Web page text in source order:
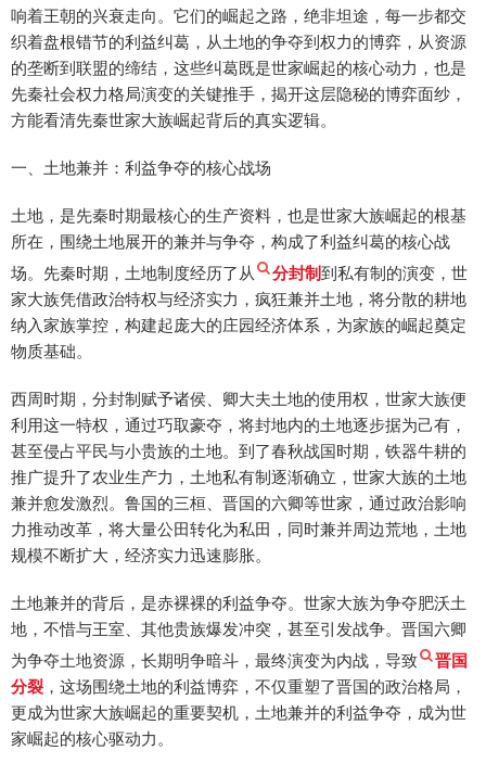
响着王朝的兴衰走向。它们的崛起之路，绝非坦途，每一步都交
织着盘根错节的利益纠葛，从土地的争夺到权力的博弈，从资源
的垄断到联盟的缔结，这些纠葛既是世家崛起的核心动力，也是
先秦社会权力格局演变的关键推手，揭开这层隐秘的博弈面纱，
方能看清先秦世家大族崛起背后的真实逻辑。
一、土地兼并：利益争夺的核心战场
土地，是先秦时期最核心的生产资料，也是世家大族崛起的根基
所在，围绕土地展开的兼并与争夺，构成了利益纠葛的核心战
场。先秦时期，土地制度经历了从
分封制到私有制的演变，世
家大族凭借政治特权与经济实力，疯狂兼并土地，将分散的耕地
纳入家族掌控，构建起庞大的庄园经济体系，为家族的崛起奠定
物质基础。
西周时期，分封制赋予诸侯、卿大夫土地的使用权，世家大族便
利用这一特权，通过巧取豪夺，将封地内的土地逐步据为己有，
甚至侵占平民与小贵族的土地。到了春秋战国时期，铁器牛耕的
推广提升了农业生产力，土地私有制逐渐确立，世家大族的土地
兼并愈发激烈。鲁国的三桓、晋国的六卿等世家，通过政治影响
力推动改革，将大量公田转化为私田，同时兼并周边荒地，土地
规模不断扩大，经济实力迅速膨胀。
土地兼并的背后，是赤裸裸的利益争夺。世家大族为争夺肥沃土
地，不惜与王室、其他贵族爆发冲突，甚至引发战争。晋国六卿
为争夺土地资源，长期明争暗斗，最终演变为内战，导致
晋国
分裂 ，这场围绕土地的利益博弈，不仅重塑了晋国的政治格局，
更成为世家大族崛起的重要契机，土地兼并的利益争夺，成为世
家崛起的核心驱动力。